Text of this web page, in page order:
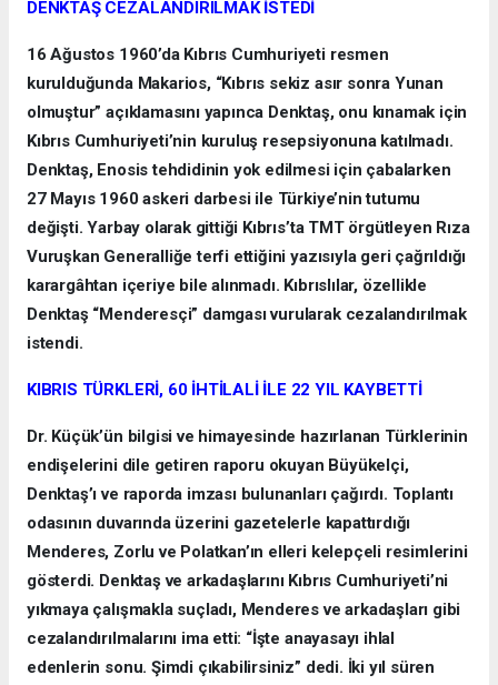
DENKTAŞ CEZALANDIRILMAK İSTEDİ
16 Ağustos 1960’da Kıbrıs Cumhuriyeti resmen
kurulduğunda Makarios, “Kıbrıs sekiz asır sonra Yunan
olmuştur” açıklamasını yapınca Denktaş, onu kınamak için
Kıbrıs Cumhuriyeti’nin kuruluş resepsiyonuna katılmadı.
Denktaş, Enosis tehdidinin yok edilmesi için çabalarken
27 Mayıs 1960 askeri darbesi ile Türkiye’nin tutumu
değişti. Yarbay olarak gittiği Kıbrıs’ta TMT örgütleyen Rıza
Vuruşkan Generalliğe terfi ettiğini yazısıyla geri çağrıldığı
karargâhtan içeriye bile alınmadı. Kıbrıslılar, özellikle
Denktaş “Menderesçi” damgası vurularak cezalandırılmak
istendi.
KIBRIS TÜRKLERİ, 60 İHTİLALİ İLE 22 YIL KAYBETTİ
Dr. Küçük’ün bilgisi ve himayesinde hazırlanan Türklerinin
endişelerini dile getiren raporu okuyan Büyükelçi,
Denktaş’ı ve raporda imzası bulunanları çağırdı. Toplantı
odasının duvarında üzerini gazetelerle kapattırdığı
Menderes, Zorlu ve Polatkan’ın elleri kelepçeli resimlerini
gösterdi. Denktaş ve arkadaşlarını Kıbrıs Cumhuriyeti’ni
yıkmaya çalışmakla suçladı, Menderes ve arkadaşları gibi
cezalandırılmalarını ima etti: “İşte anayasayı ihlal
edenlerin sonu. Şimdi çıkabilirsiniz” dedi. İki yıl süren